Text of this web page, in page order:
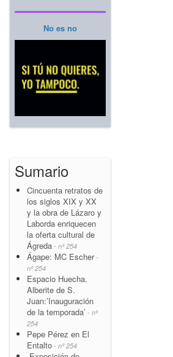
No es no
Sumario
Cincuenta retratos de
los siglos XIX y XX
y la obra de Lázaro y
Laborda enriquecen
la oferta cultural de
Ágreda - nº 254
Ágape: MC Escher-
nº 254
Espacio Huecha.
Alberite de S.
Juan:’Inauguración
de la temporada’ - nº
254
Pepe Pérez en El
Entalto - nº 254